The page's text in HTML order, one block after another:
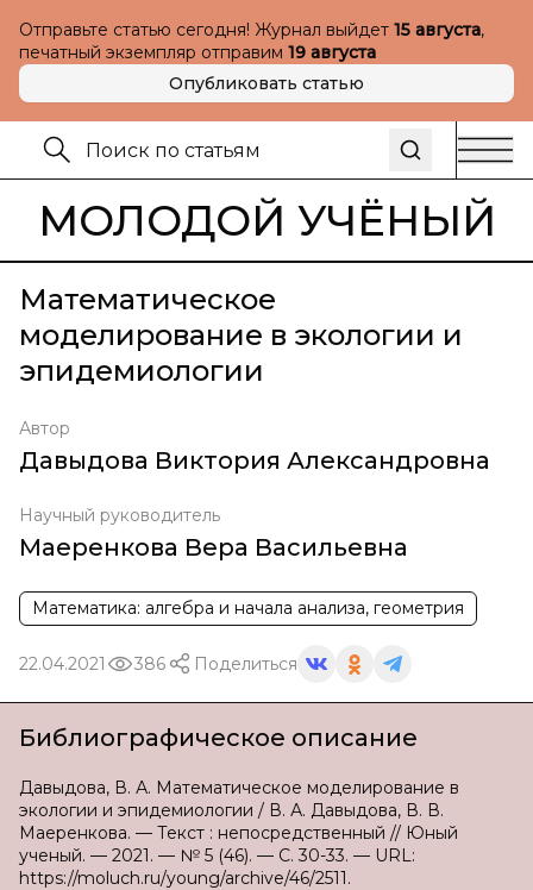
Отправьте статью сегодня! Журнал выйдет 15 августа,
печатный экземпляр отправим 19 августа
Опубликовать статью
МОЛОДОЙ УЧЁНЫЙ
Математическое
моделирование в экологии и
эпидемиологии
Автор
Давыдова Виктория Александровна
Научный руководитель
Маеренкова Вера Васильевна
Математика: алгебра и начала анализа, геометрия
22.04.2021 386 Поделиться
Библиографическое описание
Давыдова, В. А. Математическое моделирование в
экологии и эпидемиологии / В. А. Давыдова, В. В.
Маеренкова. — Текст : непосредственный // Юный
ученый. — 2021. — № 5 (46). — С. 30-33. — URL:
https://moluch.ru/young/archive/46/2511.